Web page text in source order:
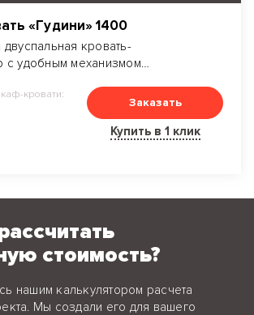
«Гудини» 1400
кровать-
с удобным механизмом
кровати:
Заказать
Купить в 1 клик
стоимость?
нашим калькулятором расчета
Мы создали его для вашего